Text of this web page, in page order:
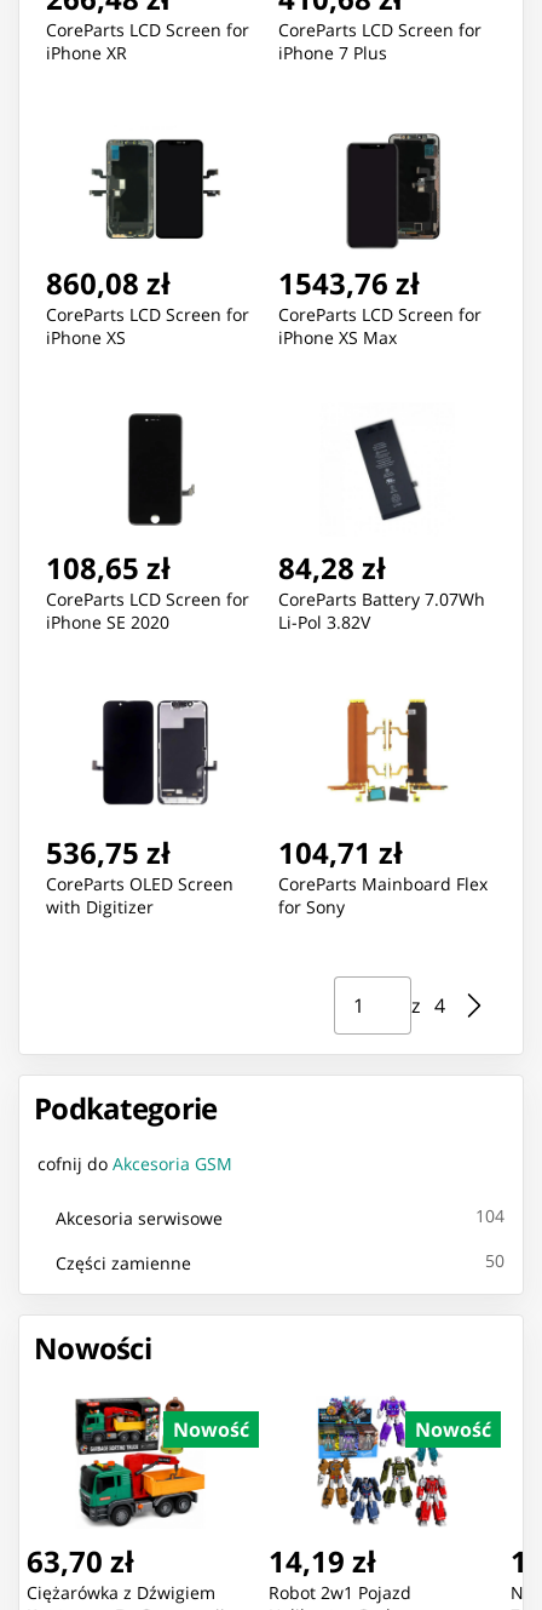
Podkategorie
cofnij do Akcesoria GSM
Akcesoria serwisowe 104
Części zamienne 50
Nowości
Nowość
63,70 zł
Ciężarówka z Dźwigiem
Nowość
14,19 zł
Robot 2w1 Pojazd
CoreParts LCD Screen for
iPhone XR
CoreParts LCD Screen for
iPhone 7 Plus
860,08 zł
CoreParts LCD Screen for
iPhone XS
1543,76 zł
CoreParts LCD Screen for
iPhone XS Max
108,65 zł
CoreParts LCD Screen for
iPhone SE 2020
84,28 zł
CoreParts Battery 7.07Wh
Li-Pol 3.82V
536,75 zł
CoreParts OLED Screen
with Digitizer
104,71 zł
CoreParts Mainboard Flex
for Sony
Strona ⁨1⁩ z ⁨4⁩
z ⁨4⁩
Przejdź do strony